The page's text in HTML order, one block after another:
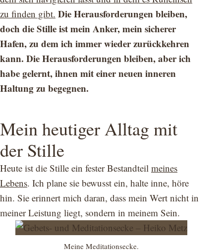
zu finden gibt. Die Herausforderungen bleiben,
doch die Stille ist mein Anker, mein sicherer
Hafen, zu dem ich immer wieder zurückkehren
kann. Die Herausforderungen bleiben, aber ich
habe gelernt, ihnen mit einer neuen inneren
Haltung zu begegnen.
Mein heutiger Alltag mit
der Stille
Heute ist die Stille ein fester Bestandteil meines
Lebens. Ich plane sie bewusst ein, halte inne, höre
hin. Sie erinnert mich daran, dass mein Wert nicht in
meiner Leistung liegt, sondern in meinem Sein.
Meine Meditationsecke.